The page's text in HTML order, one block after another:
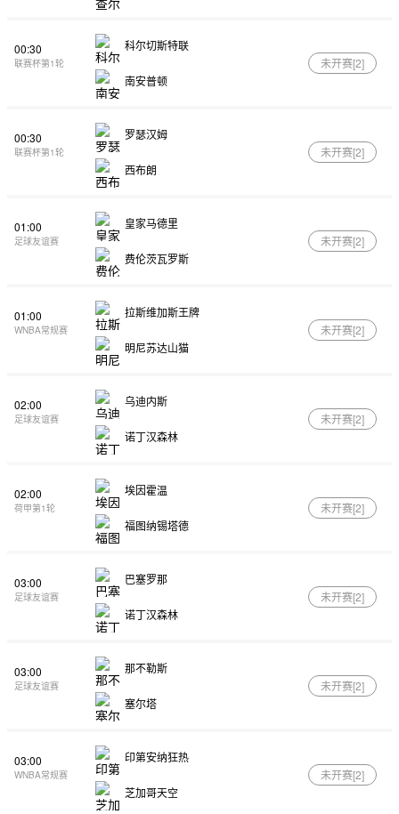
00:30
联赛杯第1轮
科尔切斯特联
南安普顿
未开赛[2]
00:30
联赛杯第1轮
罗瑟汉姆
西布朗
未开赛[2]
01:00
足球友谊赛
皇家马德里
费伦茨瓦罗斯
未开赛[2]
01:00
WNBA常规赛
拉斯维加斯王牌
明尼苏达山猫
未开赛[2]
02:00
足球友谊赛
乌迪内斯
诺丁汉森林
未开赛[2]
02:00
荷甲第1轮
埃因霍温
福图纳锡塔德
未开赛[2]
03:00
足球友谊赛
巴塞罗那
诺丁汉森林
未开赛[2]
03:00
足球友谊赛
那不勒斯
塞尔塔
未开赛[2]
03:00
WNBA常规赛
印第安纳狂热
芝加哥天空
未开赛[2]